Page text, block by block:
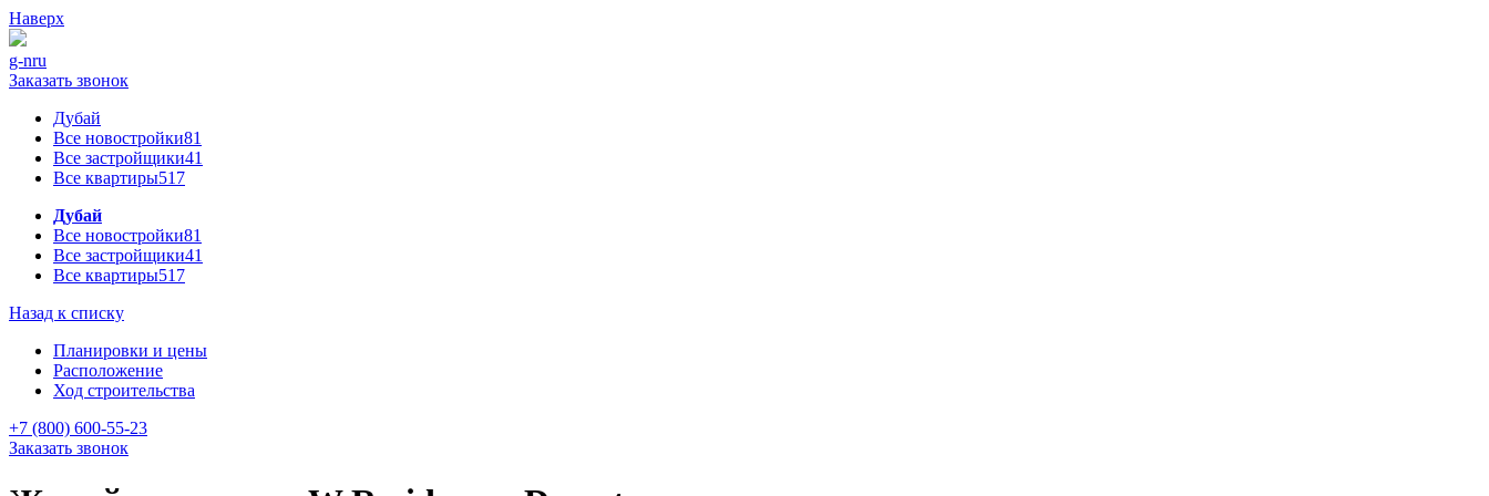
Наверх
g-nru
Заказать звонок
Дубай
Все новостройки81
Все застройщики41
Все квартиры517
Дубай
Все новостройки81
Все застройщики41
Все квартиры517
Назад к списку
Планировки и цены
Расположение
Ход строительства
+7 (800) 600-55-23
Заказать звонок